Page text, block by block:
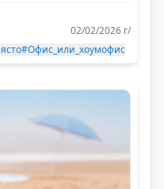
02/02/2026 г/
#Офис_или_хоумофис